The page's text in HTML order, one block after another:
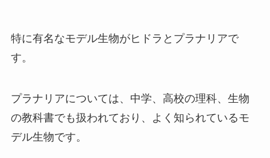
特に有名なモデル生物がヒドラとプラナリアで
す。
プラナリアについては、中学、高校の理科、生物
の教科書でも扱われており、よく知られているモ
デル生物です。